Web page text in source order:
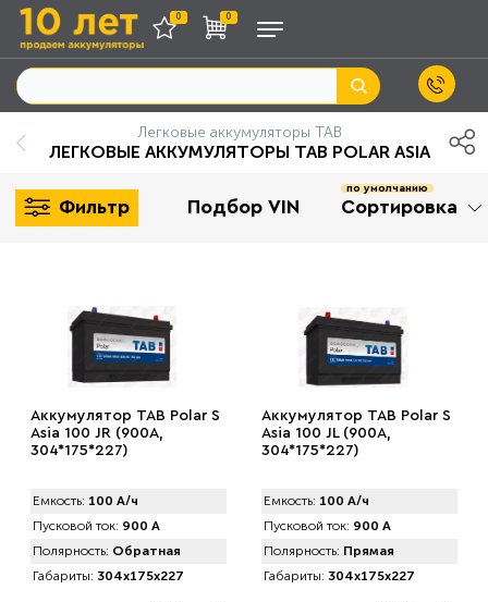
0 0
Легковые аккумуляторы TAB
ЛЕГКОВЫЕ АККУМУЛЯТОРЫ TAB POLAR ASIA
Фильтр Подбор VIN Сортировка
по умолчанию
Аккумулятор TAB Pоlar S
Asia 100 JR (900A,
304*175*227)
Емкость: 100 А/ч
Пусковой ток: 900 А
Полярность: Обратная
Габариты: 304x175x227
Аккумулятор TAB Pоlar S
Asia 100 JL (900A,
304*175*227)
Емкость: 100 А/ч
Пусковой ток: 900 А
Полярность: Прямая
Габариты: 304x175x227